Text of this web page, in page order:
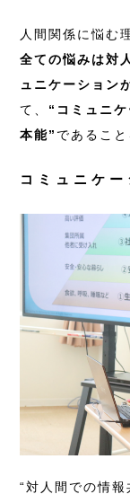
人間関係に悩む
全ての悩みは対
ュニケーション
て、 “コミュニ
本能” であるこ
コミュニケ
“対人間での情